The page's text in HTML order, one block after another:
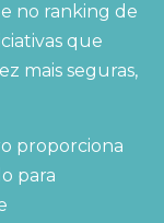
no ranking de
que
mais seguras,
proporciona
para